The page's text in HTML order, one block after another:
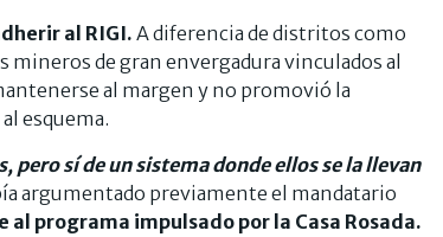
al RIGI.A diferencia de distritos como
mineros de gran envergadura vinculados al
al margen y no promovió la
esquema.
pero sí de un sistema donde ellos se la llevan
argumentado previamente el mandatario
al programa impulsado por la Casa Rosada.